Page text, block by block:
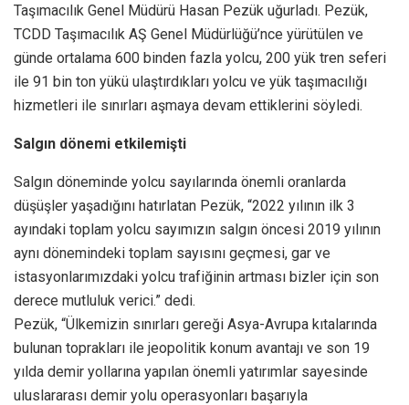
Taşımacılık Genel Müdürü Hasan Pezük uğurladı. Pezük,
TCDD Taşımacılık AŞ Genel Müdürlüğü’nce yürütülen ve
günde ortalama 600 binden fazla yolcu, 200 yük tren seferi
ile 91 bin ton yükü ulaştırdıkları yolcu ve yük taşımacılığı
hizmetleri ile sınırları aşmaya devam ettiklerini söyledi.
Salgın dönemi etkilemişti
Salgın döneminde yolcu sayılarında önemli oranlarda
düşüşler yaşadığını hatırlatan Pezük, “2022 yılının ilk 3
ayındaki toplam yolcu sayımızın salgın öncesi 2019 yılının
aynı dönemindeki toplam sayısını geçmesi, gar ve
istasyonlarımızdaki yolcu trafiğinin artması bizler için son
derece mutluluk verici.” dedi.
Pezük, “Ülkemizin sınırları gereği Asya-Avrupa kıtalarında
bulunan toprakları ile jeopolitik konum avantajı ve son 19
yılda demir yollarına yapılan önemli yatırımlar sayesinde
uluslararası demir yolu operasyonları başarıyla